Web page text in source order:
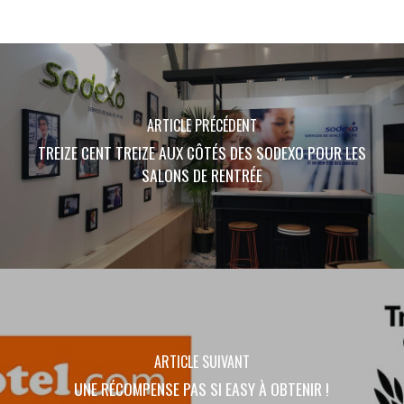
ARTICLE PRÉCÉDENT
TREIZE CENT TREIZE AUX CÔTÉS DES SODEXO POUR LES
SALONS DE RENTRÉE
ARTICLE SUIVANT
UNE RÉCOMPENSE PAS SI EASY À OBTENIR !